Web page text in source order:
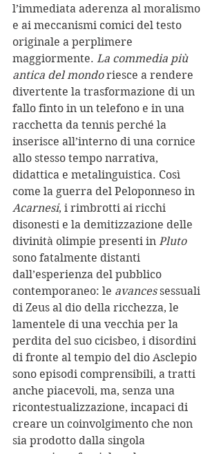
l’immediata aderenza al moralismo
e ai meccanismi comici del testo
originale a perplimere
maggiormente. La commedia più
antica del mondo riesce a rendere
divertente la trasformazione di un
fallo finto in un telefono e in una
racchetta da tennis perché la
inserisce all’interno di una cornice
allo stesso tempo narrativa,
didattica e metalinguistica. Così
come la guerra del Peloponneso in
Acarnesi, i rimbrotti ai ricchi
disonesti e la demitizzazione delle
divinità olimpie presenti in Pluto
sono fatalmente distanti
dall’esperienza del pubblico
contemporaneo: le avances sessuali
di Zeus al dio della ricchezza, le
lamentele di una vecchia per la
perdita del suo cicisbeo, i disordini
di fronte al tempio del dio Asclepio
sono episodi comprensibili, a tratti
anche piacevoli, ma, senza una
ricontestualizzazione, incapaci di
creare un coinvolgimento che non
sia prodotto dalla singola